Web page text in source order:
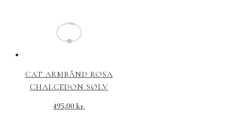
CAT ARMBÅND ROSA
CHALCEDON SØLV
495,00kr.